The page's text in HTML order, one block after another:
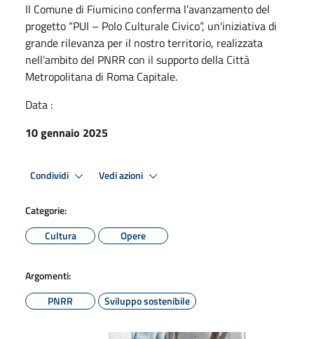
Il Comune di Fiumicino conferma l’avanzamento del
progetto “PUI – Polo Culturale Civico”, un'iniziativa di
grande rilevanza per il nostro territorio, realizzata
nell’ambito del PNRR con il supporto della Città
Metropolitana di Roma Capitale.
Data :
10 gennaio 2025
Condividi Vedi azioni
Categorie:
Cultura
Opere
Argomenti:
PNRR
Sviluppo sostenibile